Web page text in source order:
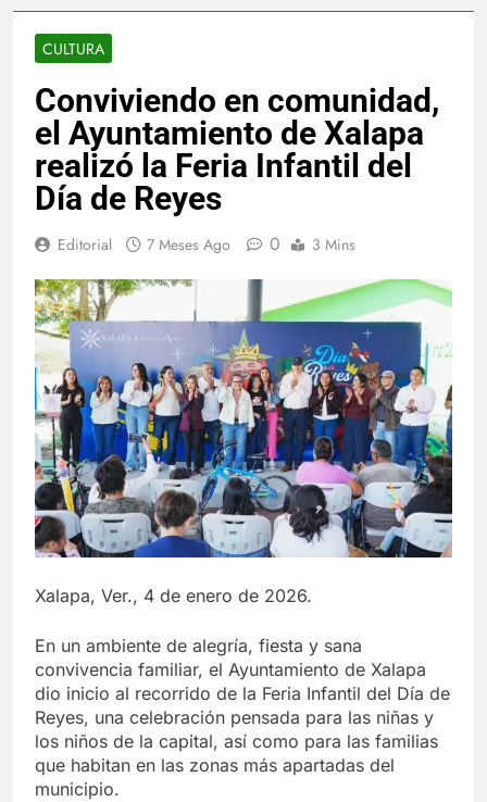
CULTURA
Conviviendo en comunidad,
el Ayuntamiento de Xalapa
realizó la Feria Infantil del
Día de Reyes
Editorial 7 Meses Ago 0 3 Mins
Xalapa, Ver., 4 de enero de 2026.
En un ambiente de alegría, fiesta y sana
convivencia familiar, el Ayuntamiento de Xalapa
dio inicio al recorrido de la Feria Infantil del Día de
Reyes, una celebración pensada para las niñas y
los niños de la capital, así como para las familias
que habitan en las zonas más apartadas del
municipio.